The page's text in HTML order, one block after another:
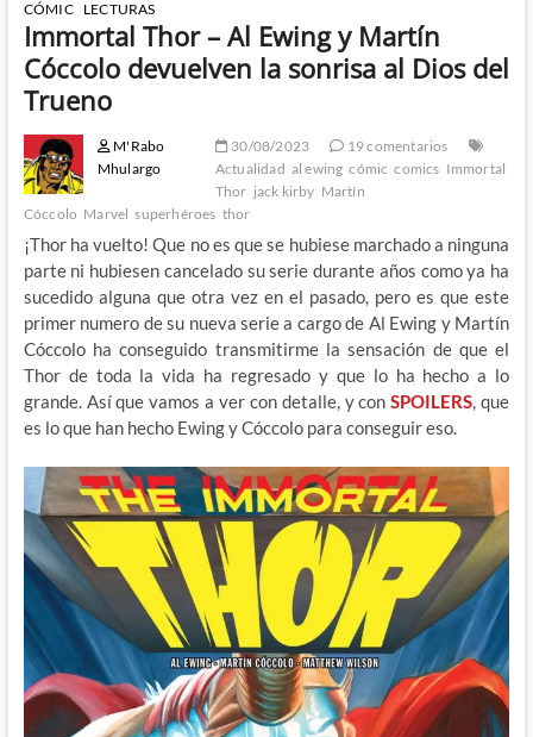
CÓMIC LECTURAS
Immortal Thor – Al Ewing y Martín
Cóccolo devuelven la sonrisa al Dios del
Trueno
M'Rabo
Mhulargo
30/08/2023
19 comentarios
Actualidad al ewing cómic comics Immortal
Thor jack kirby Martín
Cóccolo Marvel superhéroes thor
¡Thor ha vuelto! Que no es que se hubiese marchado a ninguna
parte ni hubiesen cancelado su serie durante años como ya ha
sucedido alguna que otra vez en el pasado, pero es que este
primer numero de su nueva serie a cargo de Al Ewing y Martín
Cóccolo ha conseguido transmitirme la sensación de que el
Thor de toda la vida ha regresado y que lo ha hecho a lo
grande. Así que vamos a ver con detalle, y conSPOILERS, que
es lo que han hecho Ewing y Cóccolo para conseguir eso.